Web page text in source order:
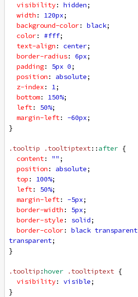
visibility: hidden;
width : 120px;
background-color: black;
color: #fff;
text-align : center;
border-radius: 6px;
padding: 5px 0;
position : absolute;
z-index: 1;
bottom: 150%;
left: 50%;
margin-left: -60px;
}
.tooltip .tooltiptext::after {
content: "" ;
position : absolute;
top : 100%;
left: 50%;
margin-left: -5px;
border-width : 5px;
border-style : solid;
border-color: black transparent
transparent;
}
.tooltip :hover .tooltiptext {
visibility: visible;
}